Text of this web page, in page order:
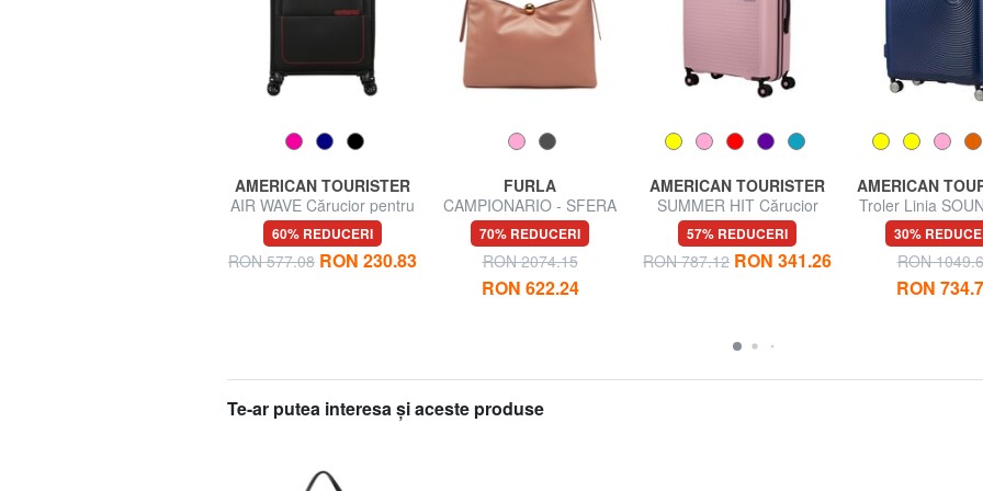
AMERICAN TOURISTER
AIR WAVE Cărucior pentru
bagaje de mână
60% REDUCERI
RON 577.08 RON 230.83
FURLA
CAMPIONARIO - SFERA
SOFT Geantă de umăr,
piele, fabricată în Italia
70% REDUCERI
RON 2074.15
RON 622.24
AMERICAN TOURISTER
SUMMER HIT Cărucior
mediu
57% REDUCERI
RON 787.12 RON 341.26
AMERICAN
Troler Linia
dimensiuni
extensibilă
30%
RON
RON
Te-ar putea interesa şi aceste produse